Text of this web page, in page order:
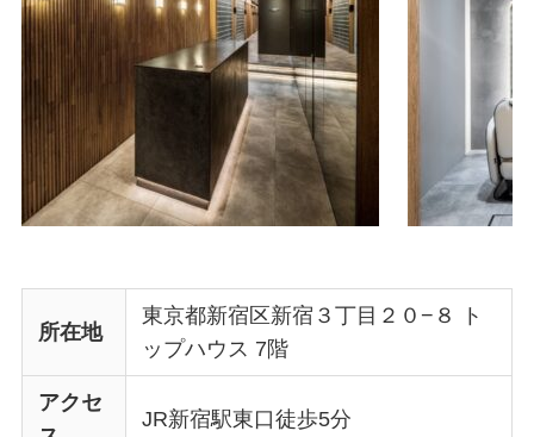
所在地
東京都新宿区新宿３丁目２０−８ ト
ップハウス 7階
アクセ
JR新宿駅東口徒歩5分